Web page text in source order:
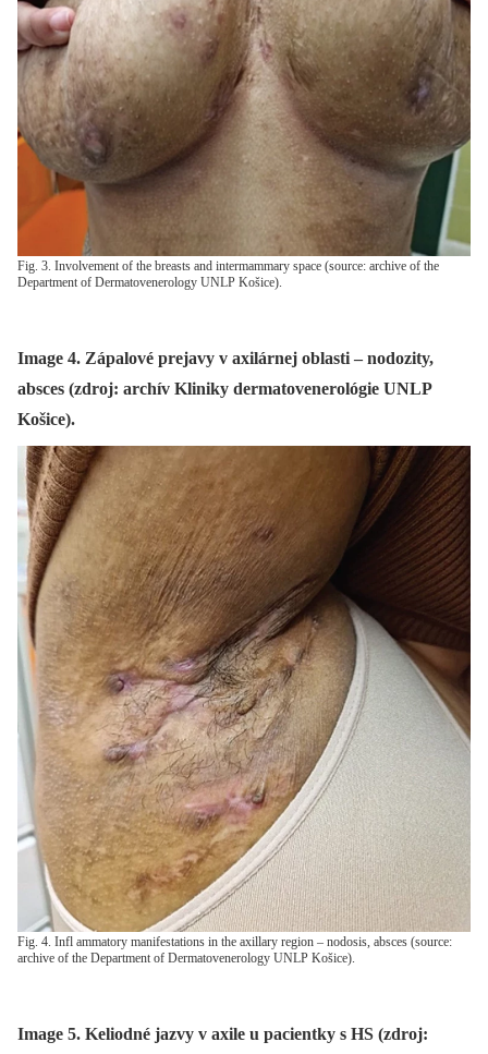
Fig. 3. Involvement of the breasts and intermammary space (source: archive of the
Department of Dermatovenerology UNLP Košice).
Image 4. Zápalové prejavy v axilárnej oblasti – nodozity,
absces (zdroj: archív Kliniky dermatovenerológie UNLP
Košice).
Fig. 4. Infl ammatory manifestations in the axillary region – nodosis, absces (source:
archive of the Department of Dermatovenerology UNLP Košice).
Image 5. Keliodné jazvy v axile u pacientky s HS (zdroj: